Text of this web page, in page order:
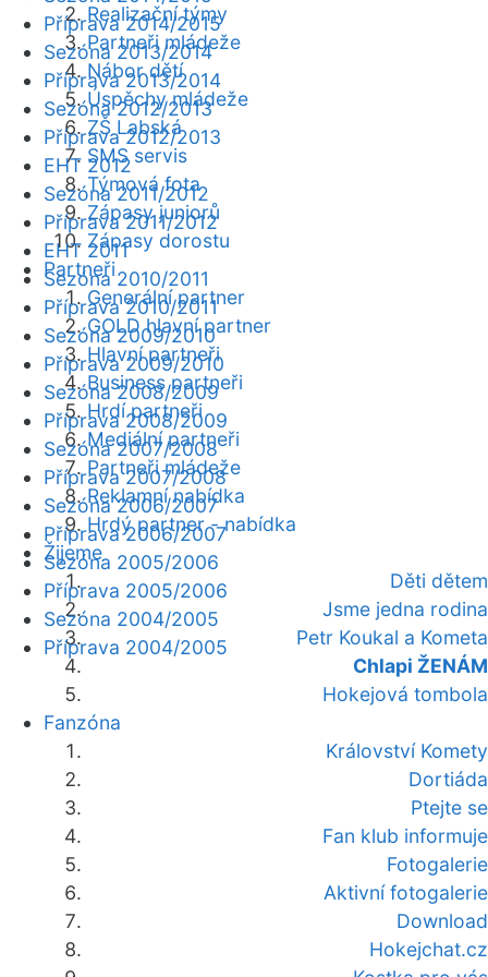
Realizační týmy
Partneři mládeže
Nábor dětí
Úspěchy mládeže
ZŠ Labská
SMS servis
Týmová fota
Zápasy juniorů
Zápasy dorostu
Partneři
Generální partner
GOLD hlavní partner
Hlavní partneři
Business partneři
Hrdí partneři
Mediální partneři
Partneři mládeže
Reklamní nabídka
Hrdý partner - nabídka
Žijeme
Děti dětem
Jsme jedna rodina
Petr Koukal a Kometa
Chlapi ŽENÁM
Hokejová tombola
Fanzóna
Království Komety
Dortiáda
Ptejte se
Fan klub informuje
Fotogalerie
Aktivní fotogalerie
Download
Hokejchat.cz
Příprava 2014/2015
Sezóna 2013/2014
Příprava 2013/2014
Sezóna 2012/2013
Příprava 2012/2013
EHT 2012
Sezóna 2011/2012
Příprava 2011/2012
EHT 2011
Sezóna 2010/2011
Příprava 2010/2011
Sezóna 2009/2010
Příprava 2009/2010
Sezóna 2008/2009
Příprava 2008/2009
Sezóna 2007/2008
Příprava 2007/2008
Sezóna 2006/2007
Příprava 2006/2007
Sezóna 2005/2006
Příprava 2005/2006
Sezóna 2004/2005
Příprava 2004/2005